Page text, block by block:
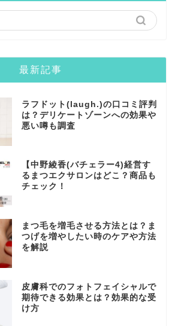
最新記事
ラフドット(laugh.)の口コミ評判
は？デリケートゾーンへの効果や
悪い噂も調査
【中野綾香(バチェラー4)経営す
るまつエクサロンはどこ？商品も
チェック！
まつ毛を増毛させる方法とは？ま
つげを増やしたい時のケアや方法
を解説
皮膚科でのフォトフェイシャルで
期待できる効果とは？効果的な受
け方